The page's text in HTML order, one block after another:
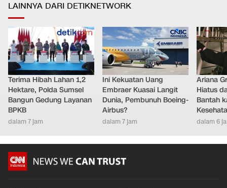
LAINNYA DARI DETIKNETWORK
Terima Hibah Lahan 1,2
Hektare, Polda Sumsel
Bangun Gedung Layanan
BPKB
dalam 7 jam
Ini Kekuatan Uang
Embraer Kuasai Langit
Dunia, Pembunuh Boeing-
Airbus?
dalam 7 jam
Ariana
Hiatus
Bantah
dalam 6